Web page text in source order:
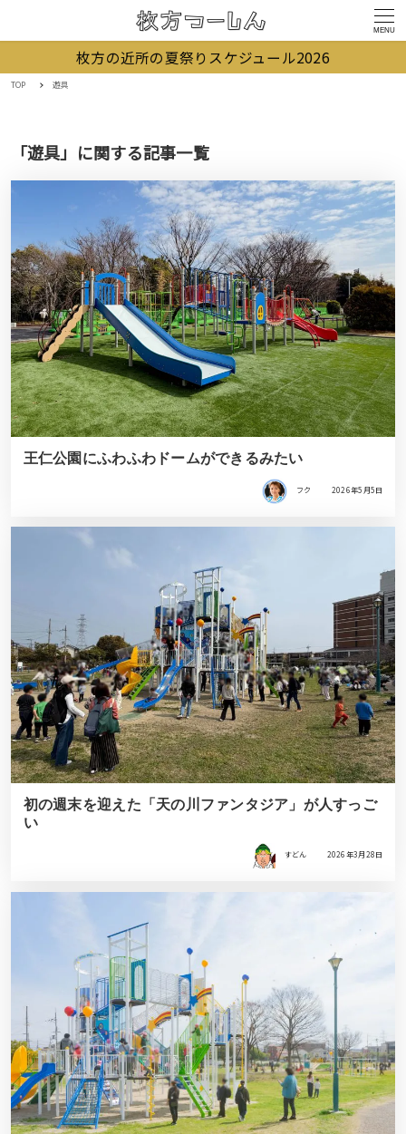
MENU
枚方の近所の夏祭りスケジュール2026
TOP 遊具
「遊具」に関する記事一覧
王仁公園にふわふわドームができるみたい
フク 2026年5月5日
初の週末を迎えた「天の川ファンタジア」が人すっご
い
すどん 2026年3月28日